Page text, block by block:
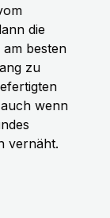
die
besten
zu
wenn
vernäht.